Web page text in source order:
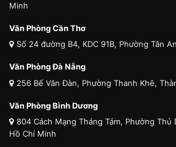
Minh
Văn Phòng Cần Thơ
Số 24 đường B4, KDC 91B, Phường Tân
Văn Phòng Đà Nẵng
256 Bế Văn Đàn, Phường Thanh Khê,
Văn Phòng Bình Dương
804 Cách Mạng Tháng Tám, Phường
Hồ Chí Minh